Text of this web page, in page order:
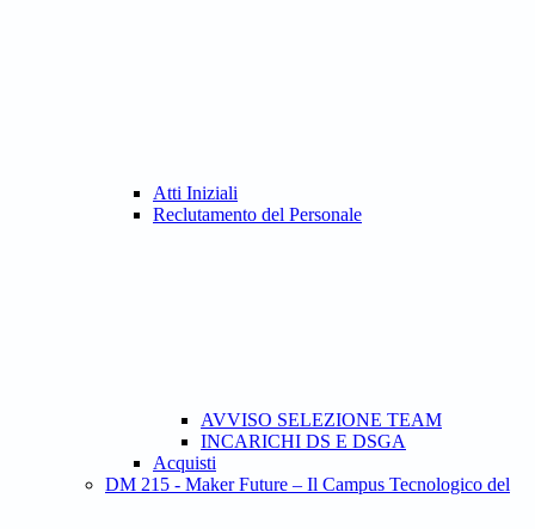
Atti Iniziali
Reclutamento del Personale
AVVISO SELEZIONE TEAM
INCARICHI DS E DSGA
Acquisti
DM 215 - Maker Future – Il Campus Tecnologico del